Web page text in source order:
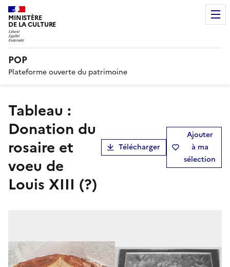
MINISTÈRE
DE LA CULTURE
POP
Plateforme ouverte du patrimoine
tableau :
Donation du
rosaire et
voeu de
Louis XIII (?)
Télécharger
Ajouter
à ma
sélection